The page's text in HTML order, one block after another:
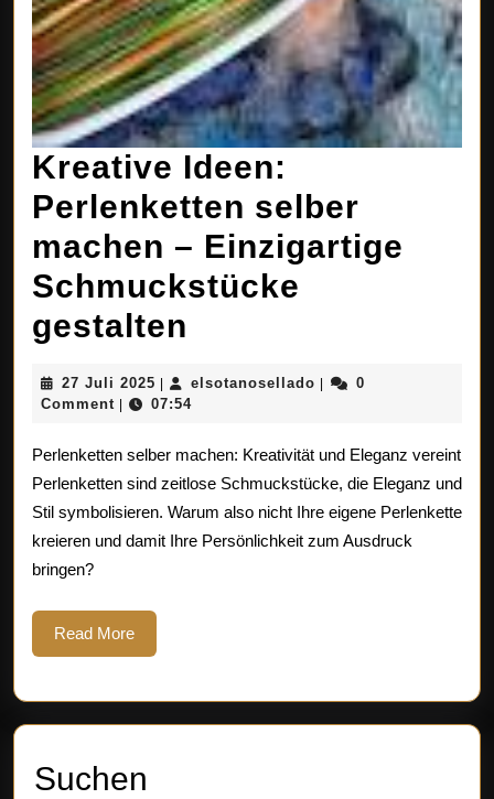
Kreative Ideen:
Perlenketten selber
machen – Einzigartige
Schmuckstücke
gestalten
Perlenketten
selber
machen
–
27 Juli 2025 27
Juli
| elsotanosellado elsotanosellado
|
0
Comment | 07:54
Perlenketten selber machen: Kreativität und Eleganz vereint
Perlenketten sind zeitlose Schmuckstücke, die Eleganz und
Stil symbolisieren. Warum also nicht Ihre eigene Perlenkette
kreieren und damit Ihre Persönlichkeit zum Ausdruck
bringen?
Read MoreRead
More
Suchen